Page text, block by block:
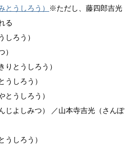
とうしろう）
※ただし、藤四郎吉光
る
しろう）
）
りとうしろう）
うしろう）
とうしろう）
じよしみつ） ／山本寺吉光（さんぽ
うしろう）